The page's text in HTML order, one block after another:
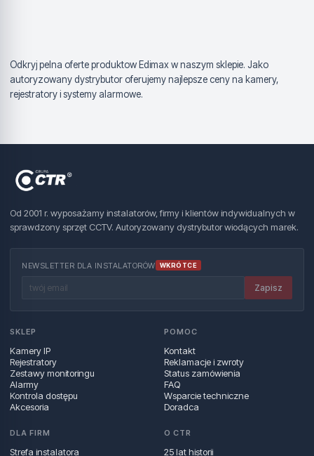
Odkryj pelna oferte produktow Edimax w naszym sklepie. Jako
autoryzowany dystrybutor oferujemy najlepsze ceny na kamery,
rejestratory i systemy alarmowe.
Od 2001 r. wyposażamy instalatorów, firmy i klientów indywidualnych w
sprawdzony sprzęt CCTV. Autoryzowany dystrybutor wiodących marek.
NEWSLETTER DLA INSTALATORÓW WKRÓTCE
Zapisz
SKLEP
Kamery IP
Rejestratory
Zestawy monitoringu
Alarmy
Kontrola dostępu
Akcesoria
POMOC
Kontakt
Reklamacje i zwroty
Status zamówienia
FAQ
Wsparcie techniczne
Doradca
DLA FIRM
Strefa instalatora
O CTR
25 lat historii